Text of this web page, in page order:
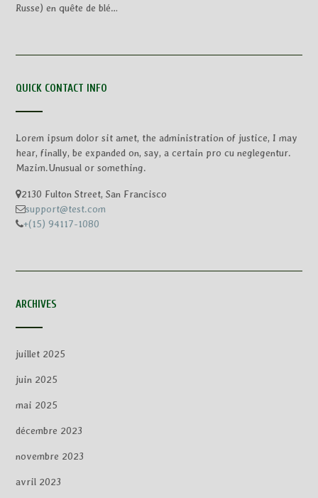
Russe) en quête de blé…
QUICK CONTACT INFO
Lorem ipsum dolor sit amet, the administration of justice, I may
hear, finally, be expanded on, say, a certain pro cu neglegentur.
Mazim.Unusual or something.
2130 Fulton Street, San Francisco
support@test.com
+(15) 94117-1080
ARCHIVES
juillet 2025
juin 2025
mai 2025
décembre 2023
novembre 2023
avril 2023